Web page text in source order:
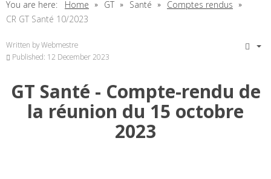
You are here: Home GT Santé
Comptes rendus
CR GT Santé 10/2023
Written byWebmestre
Published: 12 December 2023
GT Santé - Compte-rendu de
la réunion du 15 octobre
2023